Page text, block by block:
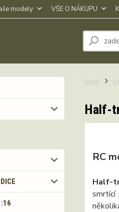
modely VŠE O NÁKUPU
Úvod
Half-
RC
Half-
smrtící